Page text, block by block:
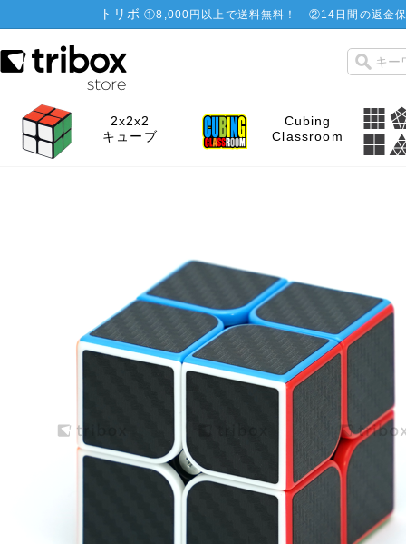
トリボ ①8,000円以上で送料無料！ ②14日間の返金
2x2x2
キューブ
Cubing
Classroom